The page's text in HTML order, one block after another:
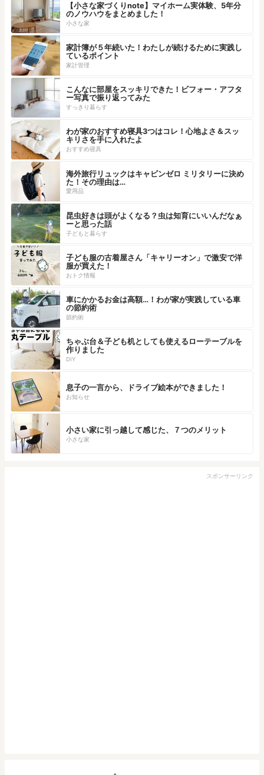
【小さな家づくりnote】マイホーム実体験、5年分
のノウハウをまとめました！
小さな家
家計簿が５年続いた！わたしが続けるために実践し
ているポイント
家計管理
こんなに部屋をスッキリできた！ビフォー・アフタ
ー写真で振り返ってみた
すっきり暮らす
わが家のおすすめ寝具3つはコレ！心地よさ＆スッ
キリさを手に入れたよ
おすすめ寝具
海外旅行リュックはキャビンゼロ ミリタリーに決め
た！その理由は…
愛用品
昆虫好きは頭がよくなる？虫は知育にいいんだなぁ
ーと思った話
子どもと暮らす
子ども服の古着屋さん「キャリーオン」で激安で洋
服が買えた！
おトク情報
車にかかるお金は高額…！わが家が実践している車
の節約術
節約術
ちゃぶ台＆子ども机としても使えるローテーブルを
作りました
DIY
息子の一言から、ドライブ絵本ができました！
お知らせ
小さい家に引っ越して感じた、７つのメリット
小さな家
スポンサーリンク